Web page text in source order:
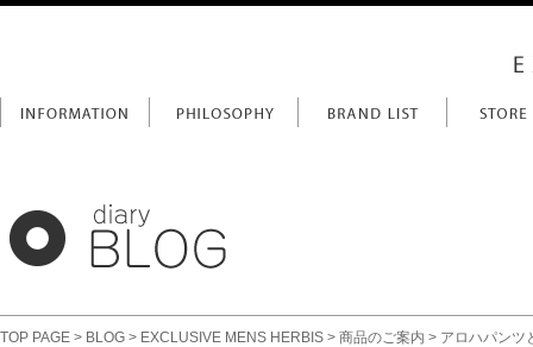
TOP PAGE > BLOG > EXCLUSIVE MENS HERBIS > 商品のご案内 > アロハパンツ